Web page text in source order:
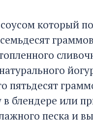
который
пятьдесят
блендере или
песка и